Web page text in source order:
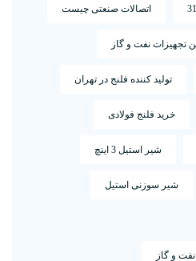
اتصالات صنعتی چیست
تجهیزات نفت و گاز
تولید کننده فلنج در تهران
خرید فلنج فولادی
شیر استیل 3 اینچ
شیر سوزنی استیل
و گاز